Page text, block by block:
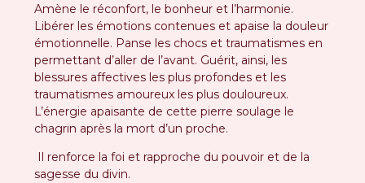
Amène le réconfort, le bonheur et l’harmonie.
Libérer les émotions contenues et apaise la douleur
émotionnelle. Panse les chocs et traumatismes en
permettant d’aller de l’avant. Guérit, ainsi, les
blessures affectives les plus profondes et les
traumatismes amoureux les plus douloureux.
L’énergie apaisante de cette pierre soulage le
chagrin après la mort d’un proche.
Il renforce la foi et rapproche du pouvoir et de la
sagesse du divin.